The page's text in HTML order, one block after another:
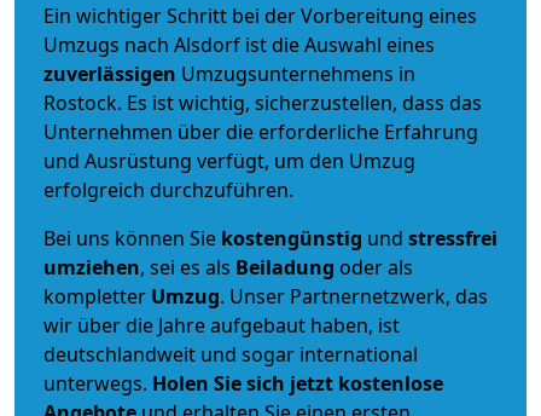
Ein wichtiger Schritt bei der Vorbereitung eines
Umzugs nach Alsdorf ist die Auswahl eines
zuverlässigen Umzugsunternehmens in
Rostock. Es ist wichtig, sicherzustellen, dass das
Unternehmen über die erforderliche Erfahrung
und Ausrüstung verfügt, um den Umzug
erfolgreich durchzuführen.
Bei uns können Sie kostengünstig und stressfrei
umziehen, sei es als Beiladung oder als
kompletter Umzug. Unser Partnernetzwerk, das
wir über die Jahre aufgebaut haben, ist
deutschlandweit und sogar international
unterwegs. Holen Sie sich jetzt kostenlose